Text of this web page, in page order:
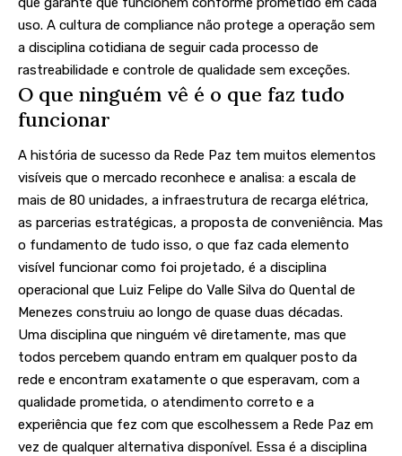
uso. A cultura de compliance não protege a operação sem
a disciplina cotidiana de seguir cada processo de
rastreabilidade e controle de qualidade sem exceções.
O que ninguém vê é o que faz tudo
funcionar
A história de sucesso da Rede Paz tem muitos elementos
visíveis que o mercado reconhece e analisa: a escala de
mais de 80 unidades, a infraestrutura de recarga elétrica,
as parcerias estratégicas, a proposta de conveniência. Mas
o fundamento de tudo isso, o que faz cada elemento
visível funcionar como foi projetado, é a disciplina
operacional que Luiz Felipe do Valle Silva do Quental de
Menezes construiu ao longo de quase duas décadas.
Uma disciplina que ninguém vê diretamente, mas que
todos percebem quando entram em qualquer posto da
rede e encontram exatamente o que esperavam, com a
qualidade prometida, o atendimento correto e a
experiência que fez com que escolhessem a Rede Paz em
vez de qualquer alternativa disponível. Essa é a disciplina